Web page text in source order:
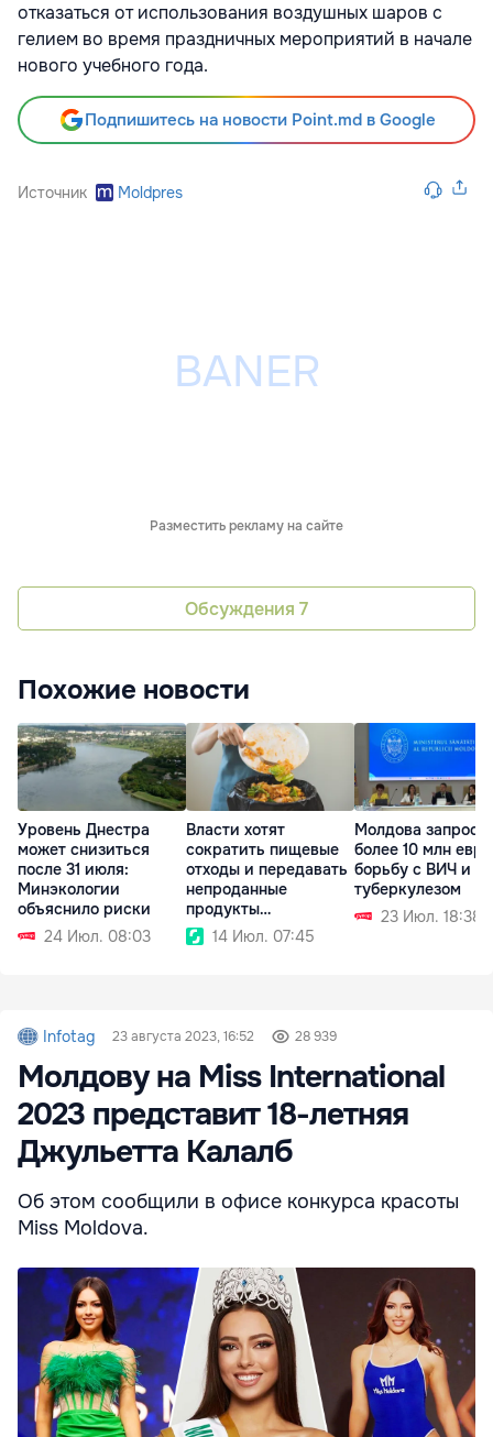
отказаться от использования воздушных шаров с
гелием во время праздничных мероприятий в начале
нового учебного года.
Подпишитесь на новости Point.md в Google
Источник Moldpres
Разместить рекламу на сайте
Обсуждения 7
Похожие новости
Уровень Днестра
может снизиться
после 31 июля:
Минэкологии
объяснило риски
24 Июл. 08:03
Власти хотят
сократить пищевые
отходы и передавать
непроданные
продукты
нуждающимся
14 Июл. 07:45
Молдова
более 10 млн
борьбу с ВИЧ и
туберкулезом
23 Июл. 18:38
Infotag 23 августа 2023, 16:52 28 939
Молдову на Miss International
2023 представит 18-летняя
Джульетта Калалб
Об этом сообщили в офисе конкурса красоты
Miss Moldova.